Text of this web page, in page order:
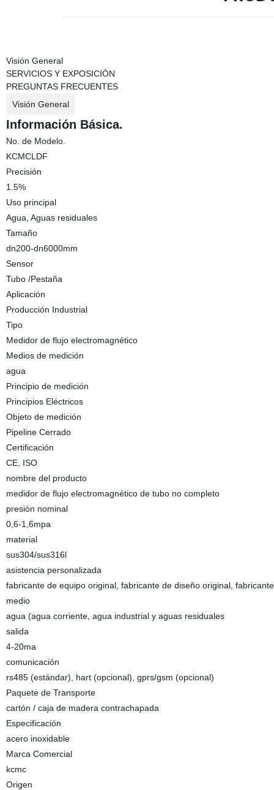
Visión General
SERVICIOS Y EXPOSICIÓN
PREGUNTAS FRECUENTES
Visión General
Información Básica.
No. de Modelo.
KCMCLDF
Precisión
1.5%
Uso principal
Agua, Aguas residuales
Tamaño
dn200-dn6000mm
Sensor
Tubo /Pestaña
Aplicación
Producción Industrial
Tipo
Medidor de flujo electromagnético
Medios de medición
agua
Principio de medición
Principios Eléctricos
Objeto de medición
Pipeline Cerrado
Certificación
CE, ISO
nombre del producto
medidor de flujo electromagnético de tubo no completo
presión nominal
0,6-1,6mpa
material
sus304/sus316l
asistencia personalizada
fabricante de equipo original, fabricante de diseño original,
medio
agua (agua corriente, agua industrial y aguas residuales
salida
4-20ma
comunicación
rs485 (estándar), hart (opcional), gprs/gsm (opcional)
Paquete de Transporte
cartón / caja de madera contrachapada
Especificación
acero inoxidable
Marca Comercial
kcmc
Origen